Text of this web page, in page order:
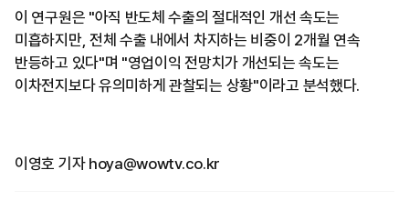
이 연구원은 "아직 반도체 수출의 절대적인 개선 속도는
미흡하지만, 전체 수출 내에서 차지하는 비중이 2개월 연속
반등하고 있다"며 "영업이익 전망치가 개선되는 속도는
이차전지보다 유의미하게 관찰되는 상황"이라고 분석했다.
이영호 기자 hoya@wowtv.co.kr